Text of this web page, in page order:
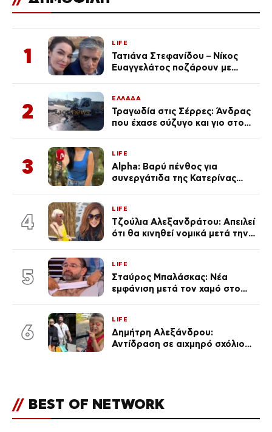
1
LIFE
Τατιάνα Στεφανίδου – Νίκος
Ευαγγελάτος ποζάρουν με
2
ΕΛΛΑΔΑ
Τραγωδία στις Σέρρες: Άνδρας
που έχασε σύζυγο και γιο στο
3
LIFE
Alpha: Βαρύ πένθος για
συνεργάτιδα της Κατερίνας
του Θεού»
4
LIFE
Τζούλια Αλεξανδράτου: Απειλεί
ότι θα κινηθεί νομικά μετά την
5
LIFE
Σταύρος Μπαλάσκας: Νέα
εμφάνιση μετά τον χαμό στο
6
LIFE
Δημήτρη Αλεξάνδρου:
Αντίδραση σε αιχμηρό σχόλιο
// BEST OF NETWORK